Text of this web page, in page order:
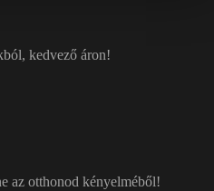
kedvező áron!
az otthonod kényelméből!